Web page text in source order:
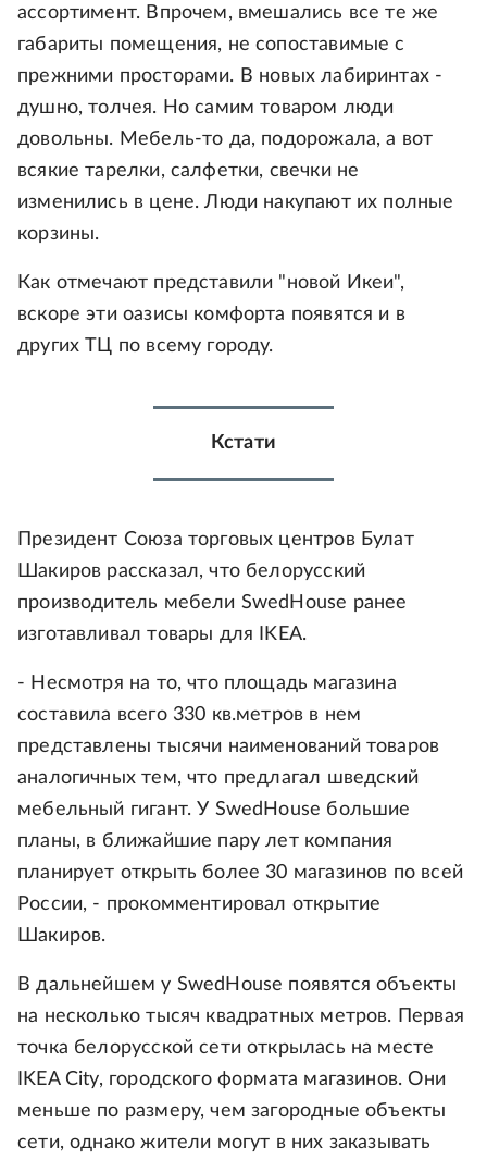
ассортимент. Впрочем, вмешались все те же
габариты помещения, не сопоставимые с
прежними просторами. В новых лабиринтах -
душно, толчея. Но самим товаром люди
довольны. Мебель-то да, подорожала, а вот
всякие тарелки, салфетки, свечки не
изменились в цене. Люди накупают их полные
корзины.
Как отмечают представили "новой Икеи",
вскоре эти оазисы комфорта появятся и в
других ТЦ по всему городу.
Кстати
Президент Союза торговых центров Булат
Шакиров рассказал, что белорусский
производитель мебели SwedHouse ранее
изготавливал товары для IKEA.
- Несмотря на то, что площадь магазина
составила всего 330 кв.метров в нем
представлены тысячи наименований товаров
аналогичных тем, что предлагал шведский
мебельный гигант. У SwedHouse большие
планы, в ближайшие пару лет компания
планирует открыть более 30 магазинов по всей
России, - прокомментировал открытие
Шакиров.
В дальнейшем у SwedHouse появятся объекты
на несколько тысяч квадратных метров. Первая
точка белорусской сети открылась на месте
IKEA City, городского формата магазинов. Они
меньше по размеру, чем загородные объекты
сети, однако жители могут в них заказывать